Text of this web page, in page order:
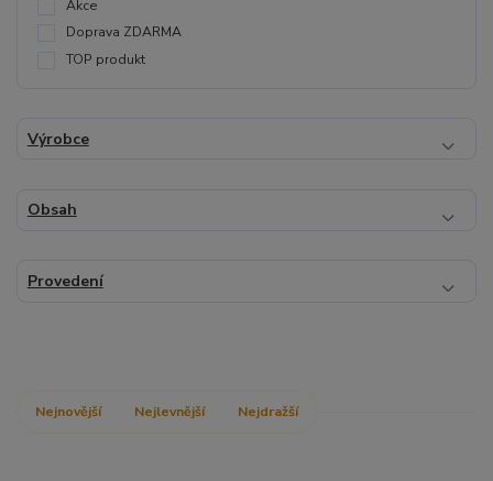
Akce
Doprava ZDARMA
TOP produkt
Výrobce
Obsah
Provedení
Nejnovější Nejlevnější Nejdražší